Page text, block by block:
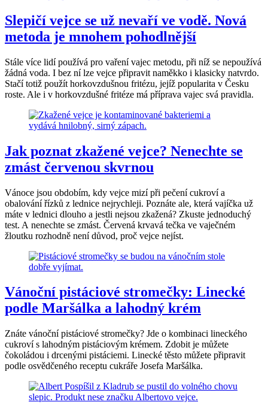
Slepičí vejce se už nevaří ve vodě. Nová
metoda je mnohem pohodlnější
Stále více lidí používá pro vaření vajec metodu, při níž se nepoužívá
žádná voda. I bez ní lze vejce připravit naměkko i klasicky natvrdo.
Stačí totiž použít horkovzdušnou fritézu, jejíž popularita v Česku
roste. Ale i v horkovzdušné fritéze má příprava vajec svá pravidla.
Jak poznat zkažené vejce? Nenechte se
zmást červenou skvrnou
Vánoce jsou obdobím, kdy vejce mizí při pečení cukroví a
obalování řízků z lednice nejrychleji. Poznáte ale, která vajíčka už
máte v lednici dlouho a jestli nejsou zkažená? Zkuste jednoduchý
test. A nenechte se zmást. Červená krvavá tečka ve vaječném
žloutku rozhodně není důvod, proč vejce nejíst.
Vánoční pistáciové stromečky: Linecké
podle Maršálka a lahodný krém
Znáte vánoční pistáciové stromečky? Jde o kombinaci lineckého
cukroví s lahodným pistáciovým krémem. Zdobit je můžete
čokoládou i drcenými pistáciemi. Linecké těsto můžete připravit
podle osvědčeného receptu cukráře Josefa Maršálka.